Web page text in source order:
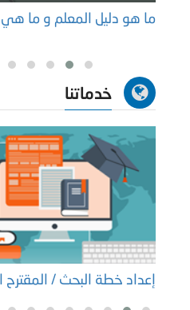
ما هو دليل المعلم و ما هي
خدماتنا
إعداد خطة البحث / المقترح